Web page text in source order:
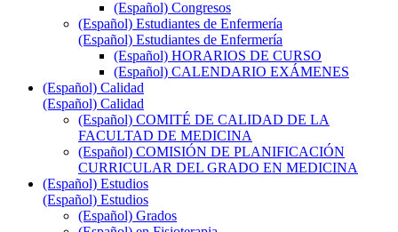
(Español) Congresos
(Español) Estudiantes de Enfermería
(Español) Estudiantes de Enfermería
(Español) HORARIOS DE CURSO
(Español) CALENDARIO EXÁMENES
(Español) Calidad
(Español) Calidad
(Español) COMITÉ DE CALIDAD DE LA
FACULTAD DE MEDICINA
(Español) COMISIÓN DE PLANIFICACIÓN
CURRICULAR DEL GRADO EN MEDICINA
(Español) Estudios
(Español) Estudios
(Español) Grados